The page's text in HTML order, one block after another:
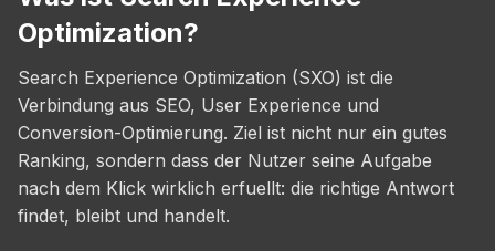
Optimization?
Search Experience Optimization (SXO) ist die
Verbindung aus SEO, User Experience und
Conversion-Optimierung. Ziel ist nicht nur ein gutes
Ranking, sondern dass der Nutzer seine Aufgabe
nach dem Klick wirklich erfuellt: die richtige Antwort
findet, bleibt und handelt.